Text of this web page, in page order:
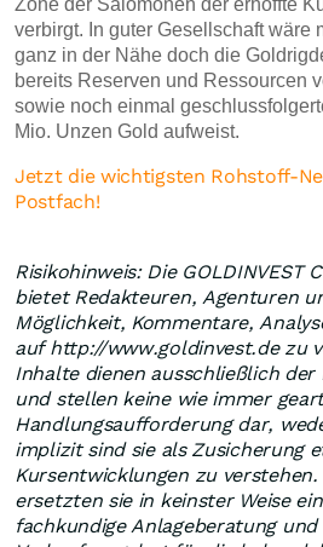
Zone der Salomonen der erhoffte
verbirgt. In guter Gesellschaft wäre
ganz in der Nähe doch die
bereits Reserven und Ressourcen
sowie noch einmal
Mio. Unzen Gold aufweist.
Jetzt die wichtigsten Rohstoff-
Postfach!
Risikohinweis: Die GOLDINVEST
bietet Redakteuren, Agenturen
Möglichkeit, Kommentare,
auf http://www.goldinvest.de zu
Inhalte dienen ausschließlich
und stellen keine wie immer
Handlungsaufforderung dar,
implizit sind sie als Zusicherung
Kursentwicklungen zu verstehen.
ersetzten sie in keinster Weise
fachkundige Anlageberatung